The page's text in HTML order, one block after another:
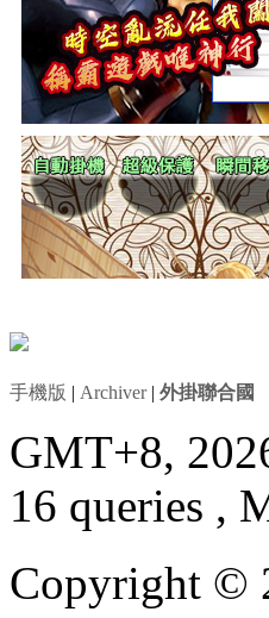
手機版 | Archiver| 外掛聯合國
GMT+8,
16 queries ,
Copyright ©